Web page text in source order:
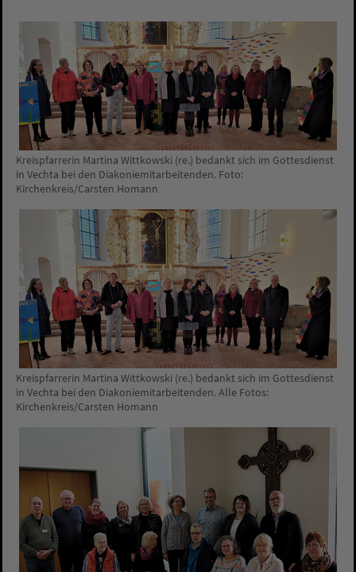
Kreispfarrerin Martina Wittkowski (re.) bedankt sich im Gottesdienst
in Vechta bei den Diakoniemitarbeitenden. Foto:
Kirchenkreis/Carsten Homann
Kreispfarrerin Martina Wittkowski (re.) bedankt sich im Gottesdienst
in Vechta bei den Diakoniemitarbeitenden. Alle Fotos:
Kirchenkreis/Carsten Homann